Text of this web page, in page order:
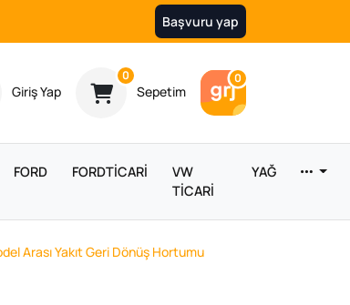
Başvuru yap
Giriş Yap
0Ürün sayısı
Sepetim
0Araç sayısı
FORD FORDTİCARİ
VW
TİCARİ
YAĞ
Arası Yakıt Geri Dönüş Hortumu